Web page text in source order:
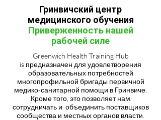
Гринвичский центр
медицинского обучения
Приверженность нашей
рабочей силе
Greenwich Health Training Hub
is предназначен для удовлетворения
образовательных потребностей
многопрофильной бригады первичной
медико-санитарной помощи в Гринвиче.
Кроме того, это позволяет нам
сотрудничать и объединить поставщиков
сообщества и местных органов власти.